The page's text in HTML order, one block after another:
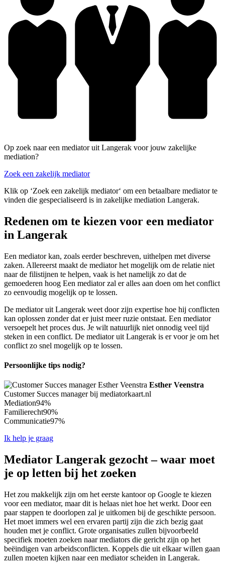
Op zoek naar een mediator uit Langerak voor jouw zakelijke
mediation?
Zoek een zakelijk mediator
Klik op ‘Zoek een zakelijk mediator‘ om een betaalbare mediator te
vinden die gespecialiseerd is in zakelijke mediation Langerak.
Redenen om te kiezen voor een mediator
in Langerak
Een mediator kan, zoals eerder beschreven, uithelpen met diverse
zaken. Allereerst maakt de mediator het mogelijk om de relatie niet
naar de filistijnen te helpen, vaak is het namelijk zo dat de
gemoederen hoog Een mediator zal er alles aan doen om het conflict
zo eenvoudig mogelijk op te lossen.
De mediator uit Langerak weet door zijn expertise hoe hij conflicten
kan oplossen zonder dat er juist meer ruzie ontstaat. Een mediator
versoepelt het proces dus. Je wilt natuurlijk niet onnodig veel tijd
steken in een conflict. De mediator uit Langerak is er voor je om het
conflict zo snel mogelijk op te lossen.
Persoonlijke tips nodig?
Esther Veenstra
Customer Succes manager bij mediatorkaart.nl
Mediation94%
Familierecht90%
Communicatie97%
Ik help je graag
Mediator Langerak gezocht – waar moet
je op letten bij het zoeken
Het zou makkelijk zijn om het eerste kantoor op Google te kiezen
voor een mediator, maar dit is helaas niet hoe het werkt. Door een
paar stappen te doorlopen zal je uitkomen bij de geschikte persoon.
Het moet immers wel een ervaren partij zijn die zich bezig gaat
houden met je conflict. Grote organisaties zullen bijvoorbeeld
specifiek moeten zoeken naar mediators die gericht zijn op het
beëindigen van arbeidsconflicten. Koppels die uit elkaar willen gaan
zullen moeten kijken naar een mediator scheiden in Langerak.